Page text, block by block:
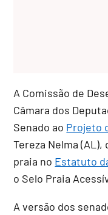
A Comissão de
Câmara dos
Senado ao Projeto
Tereza Nelma
praia no Estatuto
o Selo Praia
A versão dos